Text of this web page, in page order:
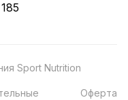
Sport Nutrition
Оферта